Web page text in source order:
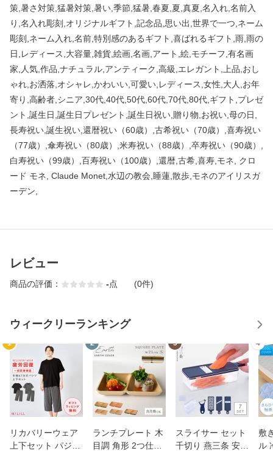
策,暑さ対策,猛暑対策,暑い,季節,猛暑,春夏,夏,真夏,名入れ,名前入
り,名入れ彫刻,オリジナルギフト,記念品,思い出,世界で一つ,ネーム
彫刻,ネーム入れ,名前,特別感のあるギフト,喜ばれるギフト,雨,雨の
日,レディース,大容量,雑貨,絵画,名画,アート,絵,モチーフ,有名画
家,人気,作品,ナチュラル,アンティーク,高級,エレガント,上品,おし
ゃれ,お洒落,オシャレ,かわいい,可愛い,レディース,女性,大人,お年
寄り,高齢者,シニア,30代,40代,50代,60代,70代,80代,ギフト,プレゼ
ント,誕生日,誕生日プレゼント,誕生日祝い,贈り物,お祝い,母の日,
長寿祝い,誕生祝い,還暦祝い（60歳）,古希祝い（70歳）,喜寿祝い
（77歳）,傘寿祝い（80歳）,米寿祝い（88歳）,卒寿祝い（90歳）,
白寿祝い（99歳）,百寿祝い（100歳）,還暦,古希,喜寿,モネ, クロ
ード モネ, Claude Monet,水辺の教会,睡蓮,散歩,モネのアイリスガ
ーデン,
レビュー
商品の評価： -点 (0件)
ウィークリーランキング
1
リカバリーウェア
上下セット パジャ
2
ランチプレート 木
目調 角形 2つ仕切
3
スライサー セット
千切り 燕三条 安全
4
敷
ル